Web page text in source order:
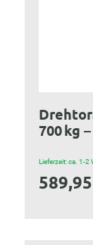
700 kg
Lieferzeit: ca. 1-2